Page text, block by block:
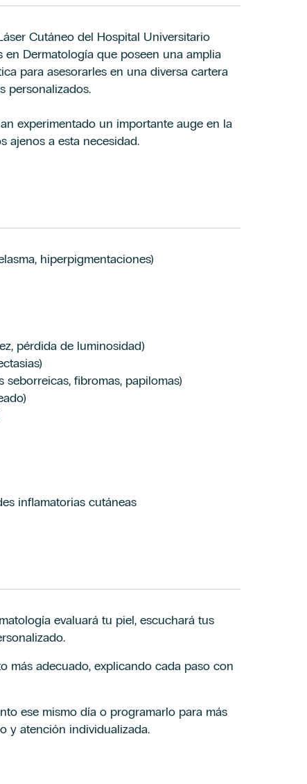
Cutáneo del Hospital Universitario
Dermatología que poseen una amplia
para asesorarles en una diversa cartera
personalizados.
experimentado un importante auge en la
ajenos a esta necesidad.
hiperpigmentaciones)
pérdida de luminosidad)
fibromas, papilomas)
inflamatorias cutáneas
evaluará tu piel, escuchará tus
más adecuado, explicando cada paso con
ese mismo día o programarlo para más
y atención individualizada.